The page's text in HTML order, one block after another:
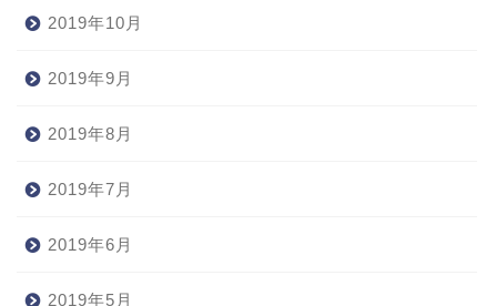
2019年10月
2019年9月
2019年8月
2019年7月
2019年6月
2019年5月